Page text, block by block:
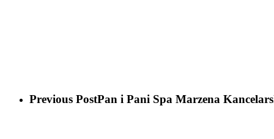
Previous PostPan i Pani Spa Marzena